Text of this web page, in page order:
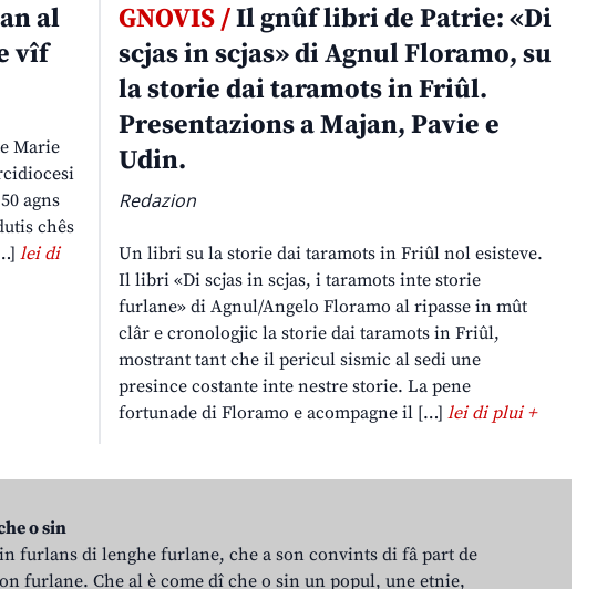
al
vîf
Marie
agns
chês
lei di
GNOVIS /Il gnûf libri de Patrie: «Di
scjas in scjas» di Agnul Floramo, su
la storie dai taramots in Friûl.
Presentazions a Majan, Pavie e
Udin.
Redazion
Un libri su la storie dai taramots in Friûl nol esisteve.
Il libri «Di scjas in scjas, i taramots inte storie
furlane» di Agnul/Angelo Floramo al ripasse in mût
clâr e cronologjic la storie dai taramots in Friûl,
mostrant tant che il pericul sismic al sedi une
presince costante inte nestre storie. La pene
fortunade di Floramo e acompagne il […]lei di plui +
o sin
furlans di lenghe furlane, che a son convints di fâ part de
furlane. Che al è come dî che o sin un popul, une etnie,